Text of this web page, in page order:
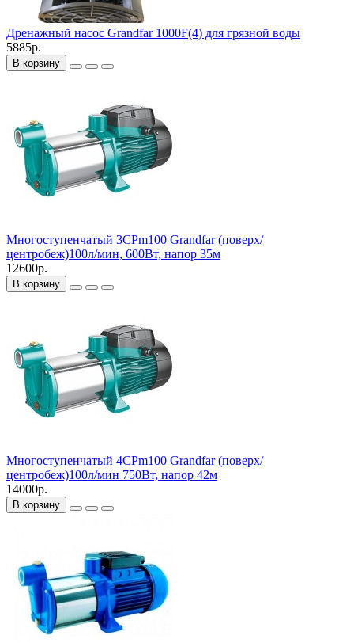
Дренажный насос Grandfar 1000F(4) для грязной воды
5885р.
В корзину
Многоступенчатый 3CPm100 Grandfar (поверх/
центробеж)100л/мин, 600Вт, напор 35м
12600р.
В корзину
Многоступенчатый 4CPm100 Grandfar (поверх/
центробеж)100л/мин 750Вт, напор 42м
14000р.
В корзину